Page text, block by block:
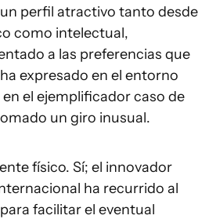
perfil atractivo tanto desde
como intelectual,
a las preferencias que
expresado en el entorno
el ejemplificador caso de
un giro inusual.
físico. Sí; el innovador
ha recurrido al
facilitar el eventual